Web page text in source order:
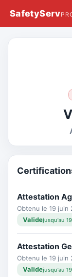
SafetyServ
Attestation
Obtenu le 19 juin
Validejusqu'au
Attestation
Obtenu le 19 juin
Validejusqu'au